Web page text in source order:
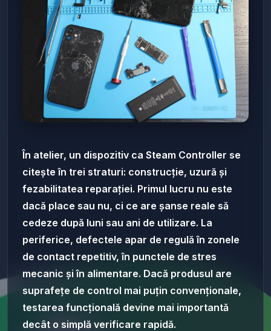
În atelier, un dispozitiv ca Steam Controller se
citește în trei straturi: construcție, uzură și
fezabilitatea reparației. Primul lucru nu este
dacă place sau nu, ci ce are șanse reale să
cedeze după luni sau ani de utilizare. La
periferice, defectele apar de regulă în zonele
de contact repetitiv, în punctele de stres
mecanic și în alimentare. Dacă produsul are
suprafețe de control mai puțin convenționale,
testarea funcțională devine mai importantă
decât o simplă verificare rapidă.